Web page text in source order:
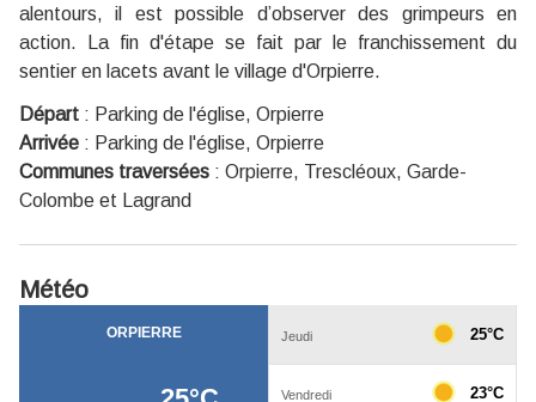
alentours, il est possible d’observer des grimpeurs en
action. La fin d'étape se fait par le franchissement du
sentier en lacets avant le village d'Orpierre.
Départ : Parking de l'église, Orpierre
Arrivée : Parking de l'église, Orpierre
Communes traversées : Orpierre, Trescléoux, Garde-
Colombe et Lagrand
Météo